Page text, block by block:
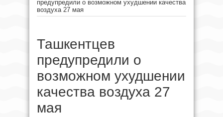
предупредили о возможном ухудшении качества
воздуха 27 мая
Ташкентцев
предупредили о
возможном ухудшении
качества воздуха 27
мая